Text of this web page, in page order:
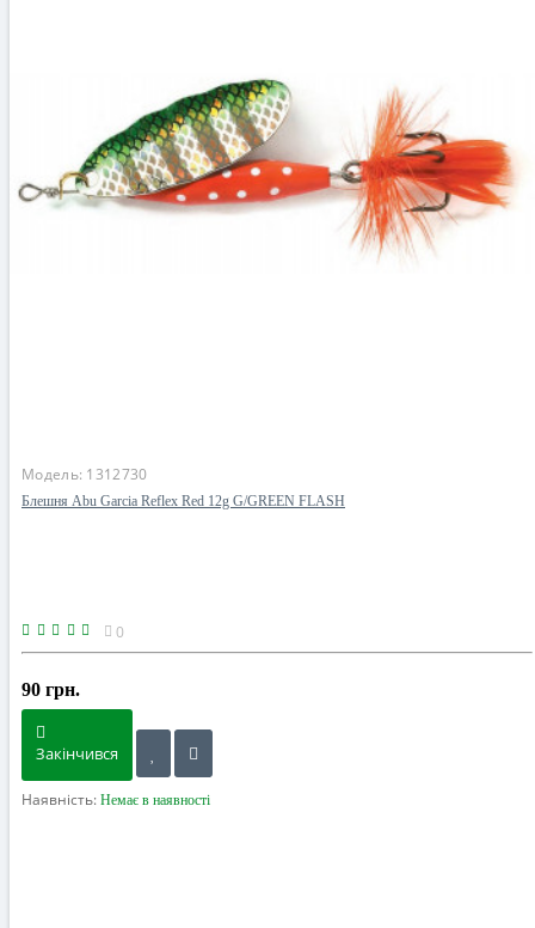
Модель: 1312730
Блешня Abu Garcia Reflex Red 12g G/GREEN FLASH
0
90 грн.
Закінчився
Наявність: Немає в наявності